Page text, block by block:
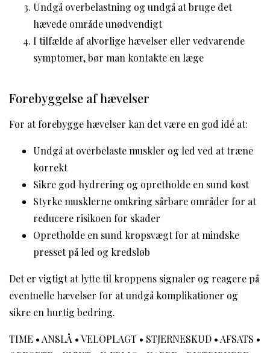
Undgå overbelastning og undgå at bruge det
hævede område unødvendigt
I tilfælde af alvorlige hævelser eller vedvarende
symptomer, bør man kontakte en læge
Forebyggelse af hævelser
For at forebygge hævelser kan det være en god idé at:
Undgå at overbelaste muskler og led ved at træne
korrekt
Sikre god hydrering og opretholde en sund kost
Styrke musklerne omkring sårbare områder for at
reducere risikoen for skader
Opretholde en sund kropsvægt for at mindske
presset på led og kredsløb
Det er vigtigt at lytte til kroppens signaler og reagere på
eventuelle hævelser for at undgå komplikationer og
sikre en hurtig bedring.
TIME • ANSLÅ •VELOPLAGT • STJERNESKUD • AFSATS •